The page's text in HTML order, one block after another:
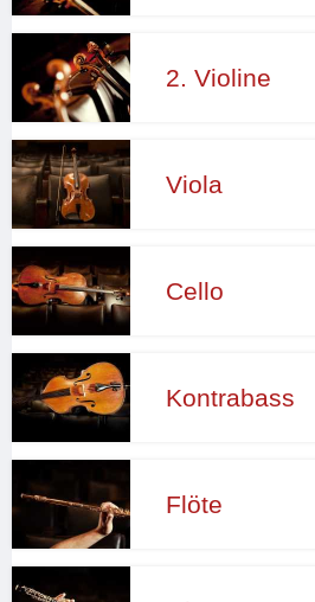
2. Violine
Viola
Cello
Kontrabass
Flöte